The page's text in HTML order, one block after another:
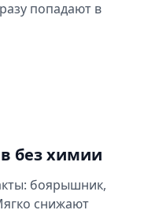
попадают в
без химии
боярышник,
снижают